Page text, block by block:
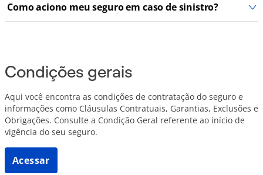
Como aciono meu seguro em caso de sinistro?
Condições gerais
Aqui você encontra as condições de contratação do seguro e
informações como Cláusulas Contratuais, Garantias, Exclusões e
Obrigações. Consulte a Condição Geral referente ao início de
vigência do seu seguro.
Acessar